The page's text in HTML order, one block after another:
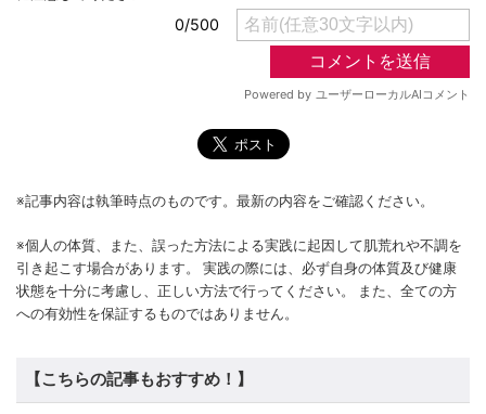
※記事内容は執筆時点のものです。最新の内容をご確認ください。
※個人の体質、また、誤った方法による実践に起因して肌荒れや不調を
引き起こす場合があります。 実践の際には、必ず自身の体質及び健康
状態を十分に考慮し、正しい方法で行ってください。 また、全ての方
への有効性を保証するものではありません。
【こちらの記事もおすすめ！】